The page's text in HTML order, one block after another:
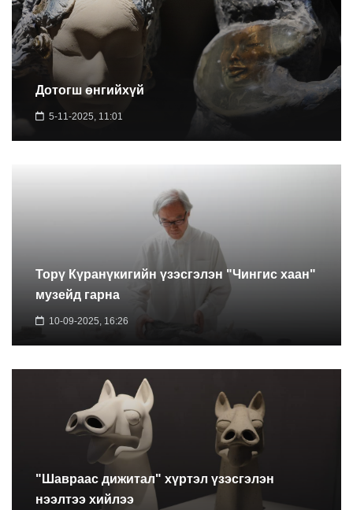
Дотогш өнгийхүй
5-11-2025, 11:01
Торү Күранүкигийн үзэсгэлэн "Чингис хаан"
музейд гарна
10-09-2025, 16:26
"Шавраас дижитал" хүртэл үзэсгэлэн
нээлтээ хийлээ